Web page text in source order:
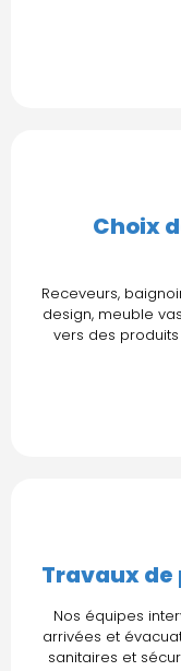
Choix
Receveurs,
design, meuble
vers des
Travaux
Nos équipes
arrivées et
sanitaires et